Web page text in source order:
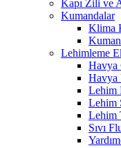
Kapı Zili ve
Kumandalar
Klima
Lehimleme
Havya
Havya
Lehim
Lehim
Lehim
Sıvı